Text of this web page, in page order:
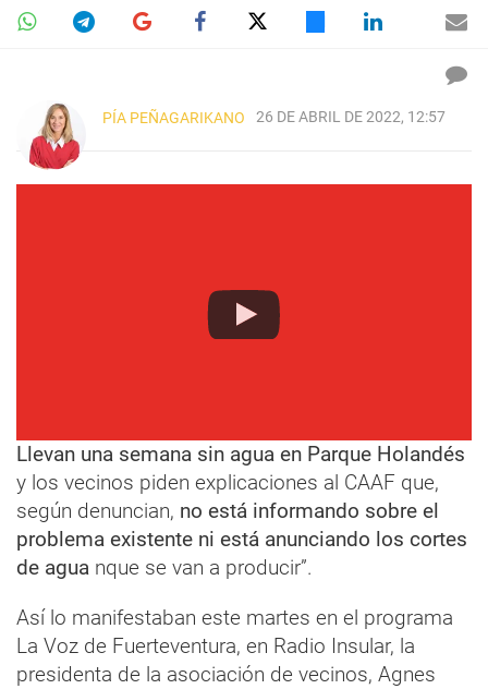
PÍA PEÑAGARIKANO 26 DE ABRIL DE 2022, 12:57
Llevan una semana sin agua en Parque Holandés
y los vecinos piden explicaciones al CAAF que,
según denuncian, no está informando sobre el
problema existente ni está anunciando los cortes
de agua nque se van a producir”.
Así lo manifestaban este martes en el programa
La Voz de Fuerteventura, en Radio Insular, la
presidenta de la asociación de vecinos, Agnes